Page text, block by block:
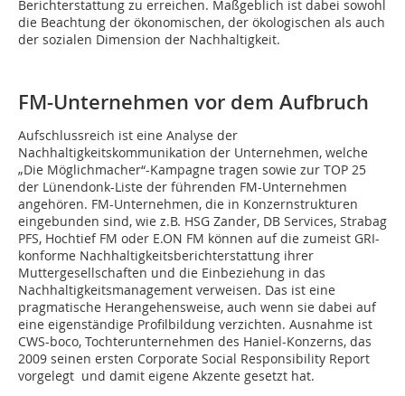
Berichterstattung zu erreichen. Maßgeblich ist dabei sowohl
die Beachtung der ökonomischen, der ökologischen als auch
der sozialen Dimension der Nachhaltigkeit.
FM-Unternehmen vor dem Aufbruch
Aufschlussreich ist eine Analyse der
Nachhaltigkeitskommunikation der ­Unternehmen, welche
„Die Möglichmacher“-Kampagne tragen sowie zur TOP 25
der Lünendonk-Liste der führenden FM-Unternehmen
angehören. FM-Unternehmen, die in Konzernstrukturen
eingebunden sind, wie z.B. HSG Zander, DB Services, Strabag
PFS, Hochtief FM oder E.ON FM können auf die zumeist GRI-
konforme Nachhaltigkeitsberichterstattung ihrer
Muttergesellschaften und die Einbeziehung in das
Nachhaltigkeitsmanagement verweisen. Das ist eine
pragmatische Herangehensweise, auch wenn sie dabei auf
eine eigenständi­ge Profilbildung verzichten. Ausnahme ist
CWS-boco, Tochterunternehmen des Haniel-Konzerns, das
2009 seinen ersten Corporate Social Responsibility Report
vorgelegt und damit eigene Akzente ­gesetzt hat.